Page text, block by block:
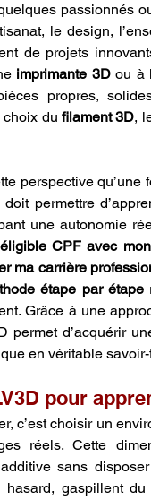
passionnés
le design,
de projets
imprimante 3D ou à
propres,
choix du filament 3D,
perspective
permettre
CPF avec
ma carrière
étape par étape
Grâce à une
permet d’acquérir
en véritable
pour
c’est choisir un
réels. Cette
sans
hasard, gaspillent